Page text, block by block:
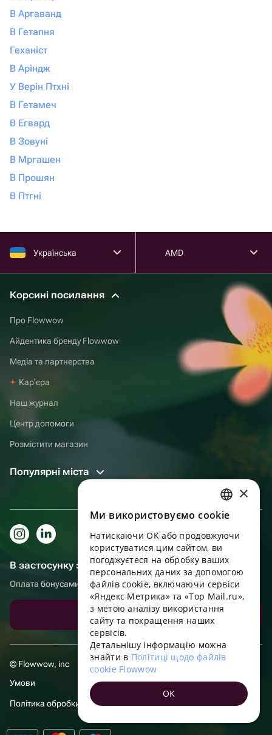
В Аргаванд
В Гетапня
Геханіст
В Аріндж
У Верін Птхні
В Гетамеч
В Егвард
В Зовуні
В Мргашен
В Прошян
В Птгні
Українська AMD
Корсині посилання
Про Flowwow
Айдентика бренду Flowwow
Медіа та партнерства
Карʼєра
Наш журнал
Центр допомоги
Розмістити магазин
Популярні міста
В застосунку зручніше!
Оплата бонусами, самовивіз, зручний чат підтримки
Завантажити додаток
© Flowwow, inc
Умови
Політика обробки даних
RUSSIAN
ENGLISH
UKRAINIAN
PORTUGUESE
SPANISH
HUNGARIAN
FRENCH
TURKISH
POLISH
×
Ми використовуємо cookie
Натискаючи OK або продовжуючи
користуватися цим сайтом, ви
погоджуєтеся на обробку ваших
персональних даних за допомогою
файлів cookie, включаючи сервіси
«Яндекс Метрика» та «Top Mail.ru»,
з метою аналізу використання
сайту та покращення наших
сервісів.
Детальнішу інформацію можна
знайти в Політиці щодо файлів
cookie Flowwow
OK